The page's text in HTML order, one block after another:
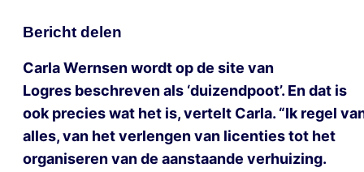
Bericht delen
Carla Wernsen wordt op de site van
Logres beschreven als ‘duizendpoot’. En dat is
ook precies wat het is, vertelt Carla. “Ik regel
alles, van het verlengen van licenties tot het
organiseren van de aanstaande verhuizing.